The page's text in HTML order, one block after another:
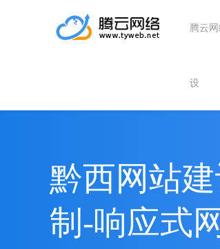
腾云
设
黔西网站
制-响应式